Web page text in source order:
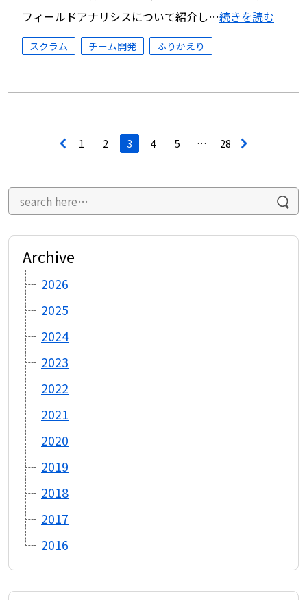
フィールドアナリシスについて紹介し…続きを読む
スクラム チーム開発 ふりかえり
ー
ョ
1 2 3 4 5 … 28
Archive
2026
2025
2024
2023
2022
2021
2020
2019
2018
2017
2016